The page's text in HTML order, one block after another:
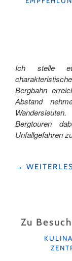
Ich stelle
Bergbahn
Abstand
Bergtouren
Unfallgefahren
"VIER
→
Zu